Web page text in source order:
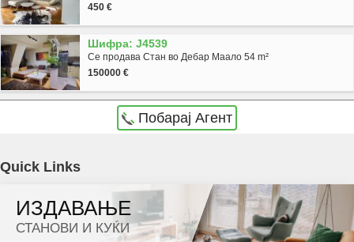
450 €
Шифра: J4539
Се продава Стан во Дебар Маало 54 m²
150000 €
Побарај Агент
Dokolku barate stan, kuka, deloven prostor ova e vistinskoto mesto da ja zapocnete vasata
Quick Links
ИЗДАВАЊЕ
СТАНОВИ И КУЌИ